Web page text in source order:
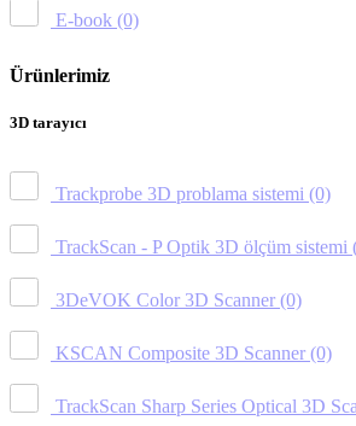
E-book (0)
Ürünlerimiz
3D tarayıcı
Trackprobe 3D problama sistemi (0)
TrackScan - P Optik 3D ölçüm sistemi
3DeVOK Color 3D Scanner (0)
KSCAN Composite 3D Scanner (0)
TrackScan Sharp Series Optical 3D